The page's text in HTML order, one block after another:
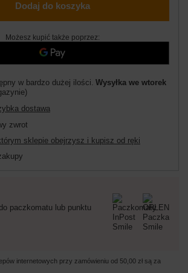
Dodaj do koszyka
Możesz kupić także poprzez:
w bardzo dużej ilości Wysyłka we wtorek
dostawa
zwrot
sklepie obejrzysz i kupisz od ręki
paczkomatu lub punktu
internetowych przy zamówieniu od 50,00 zł są za